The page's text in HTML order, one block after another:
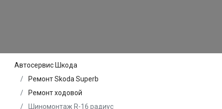
Автосервис Шкода
Ремонт Skoda Superb
Ремонт ходовой
Шиномонтаж R-16 радиус